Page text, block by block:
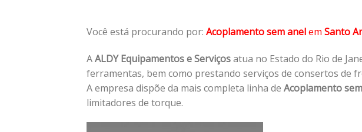
Você está procurando por: Acoplamento sem anelem Santo
AALDY Equipamentos e Serviçosatua no Estado do Rio de
ferramentas, bem como prestando serviços de consertos de
A empresa dispõe da mais completa linha de Acoplamento
limitadores de torque.